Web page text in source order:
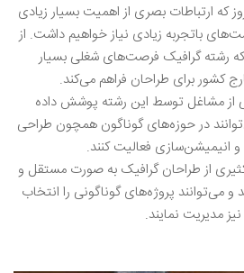
که ارتباطات بصری از اهمیت بسیار زیادی
باتجربه زیادی نیاز خواهیم داشت. از
رشته گرافیک فرصت‌های شغلی بسیار
کشور برای طراحان فراهم می‌کند.
از مشاغل توسط این رشته پوشش داده
در حوزه‌های گوناگون همچون طراحی
و انیمیشن‌سازی فعالیت کنند.
از طراحان گرافیک به صورت مستقل و
و می‌توانند پروژه‌های گوناگونی را انتخاب
مدیریت نمایند.